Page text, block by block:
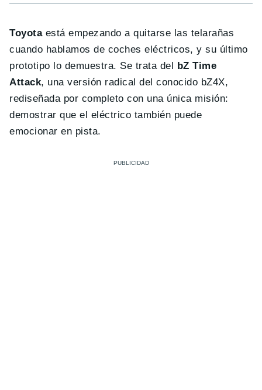
Toyotaestá empezando a quitarse las telarañas
cuando hablamos de coches eléctricos, y su último
prototipo lo demuestra. Se trata del bZ Time
Attack, una versión radical del conocido bZ4X,
rediseñada por completo con una única misión:
demostrar que el eléctrico también puede
emocionar en pista.